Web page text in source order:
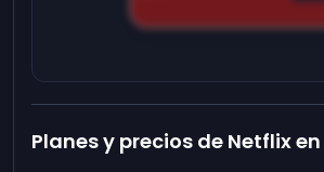
Planes y precios de Netflix